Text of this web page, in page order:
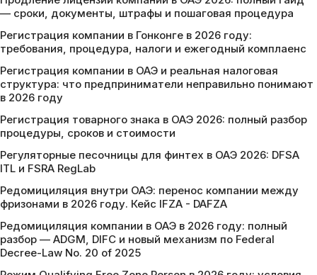
— сроки, документы, штрафы и пошаговая процедура
Регистрация компании в Гонконге в 2026 году:
требования, процедура, налоги и ежегодный комплаенс
Регистрация компании в ОАЭ и реальная налоговая
структура: что предприниматели неправильно понимают
в 2026 году
Регистрация товарного знака в ОАЭ 2026: полный разбор
процедуры, сроков и стоимости
Регуляторные песочницы для финтех в ОАЭ 2026: DFSA
ITL и FSRA RegLab
Редомициляция внутри ОАЭ: перенос компании между
фризонами в 2026 году. Кейс IFZA - DAFZA
Редомициляция компании в ОАЭ в 2026 году: полный
разбор — ADGM, DIFC и новый механизм по Federal
Decree-Law No. 20 of 2025